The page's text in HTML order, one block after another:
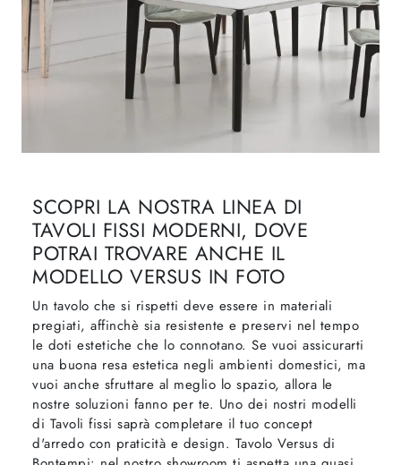
SCOPRI LA NOSTRA LINEA DI
TAVOLI FISSI MODERNI, DOVE
POTRAI TROVARE ANCHE IL
MODELLO VERSUS IN FOTO
Un tavolo che si rispetti deve essere in materiali
pregiati, affinchè sia resistente e preservi nel tempo
le doti estetiche che lo connotano. Se vuoi assicurarti
una buona resa estetica negli ambienti domestici, ma
vuoi anche sfruttare al meglio lo spazio, allora le
nostre soluzioni fanno per te. Uno dei nostri modelli
di Tavoli fissi saprà completare il tuo concept
d'arredo con praticità e design. Tavolo Versus di